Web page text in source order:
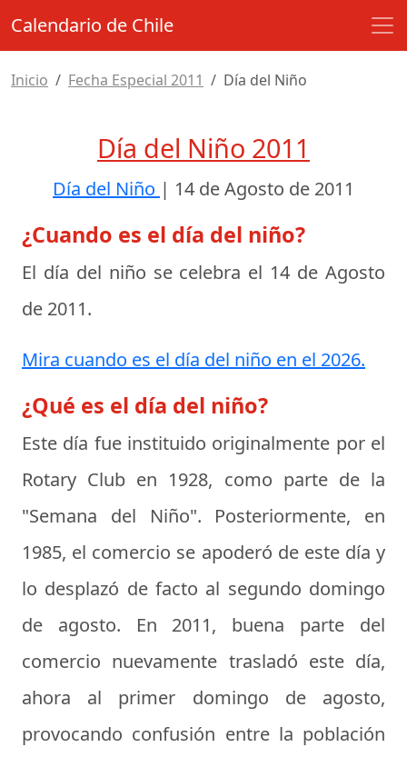
Calendario de Chile
Inicio Fecha Especial 2011 Día del Niño
Día del Niño 2011
Día del Niño | 14 de Agosto de 2011
¿Cuando es el día del niño?
El día del niño se celebra el 14 de Agosto
de 2011.
Mira cuando es el día del niño en el 2026.
¿Qué es el día del niño?
Este día fue instituido originalmente por el
Rotary Club en 1928, como parte de la
"Semana del Niño". Posteriormente, en
1985, el comercio se apoderó de este día y
lo desplazó de facto al segundo domingo
de agosto. En 2011, buena parte del
comercio nuevamente trasladó este día,
ahora al primer domingo de agosto,
provocando confusión entre la población